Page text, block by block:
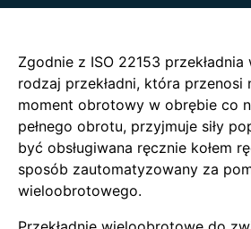
Zgodnie z ISO 22153
rodzaj przekładni, która przenosi
moment obrotowy w obrębie co
pełnego obrotu, przyjmuje siły
być obsługiwana ręcznie kołem
sposób zautomatyzowany za
wieloobrotowego.